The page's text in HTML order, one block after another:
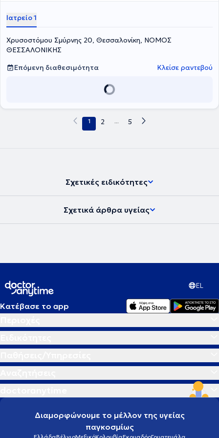
Ιατρείο 1
Χρυσοστόμου Σμύρνης 20, Θεσσαλονίκη, ΝΟΜΟΣ
ΘΕΣΣΑΛΟΝΙΚΗΣ
Επόμενη διαθεσιμότητα
Κλείσε ραντεβού
1 2 ... 5
Σχετικές ειδικότητες
Σχετικά άρθρα υγείας
EL
Κατέβασε το app
Διαμορφώνουμε το μέλλον της υγείας
παγκοσμίως